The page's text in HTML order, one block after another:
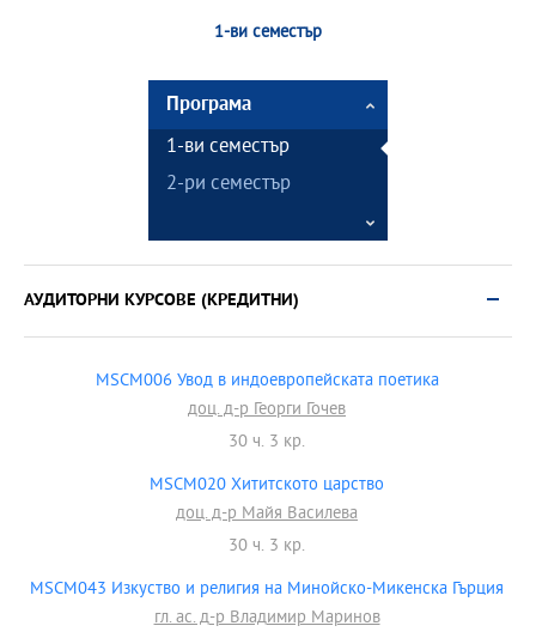
1-ви семестър
Програма
1-ви семестър
2-ри семестър
АУДИТОРНИ КУРСОВЕ (КРЕДИТНИ)
MSCM006 Увод в индоевропейската поетика
доц. д-р Георги Гочев
30 ч. 3 кр.
MSCM020 Хититското царство
доц. д-р Майя Василева
30 ч. 3 кр.
MSCM043 Изкуство и религия на Минойско-Микенска Гърция
гл. ас. д-р Владимир Маринов